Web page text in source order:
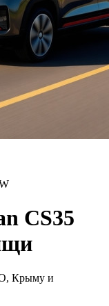
CS35
Крыму и